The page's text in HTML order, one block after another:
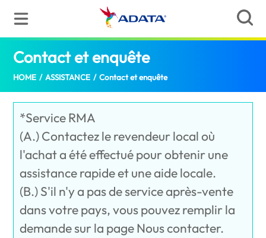
Contact et enquête(France)
HOME / ASSISTANCE / Contact et enquête
*Service RMA
(A.) Contactez le revendeur local où
l'achat a été effectué pour obtenir une
assistance rapide et une aide locale.
(B.) S'il n'y a pas de service après-vente
dans votre pays, vous pouvez remplir la
demande sur la page Nous contacter.